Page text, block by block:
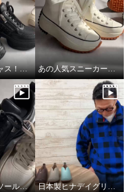
ヒールコンシャス！魅せる大人のスニーカー あの人気スニーカーが牛革になって登場！
ふかふかインソールのこだわり！ 日本製ヒナデイグリーン撥水レザーシューズ